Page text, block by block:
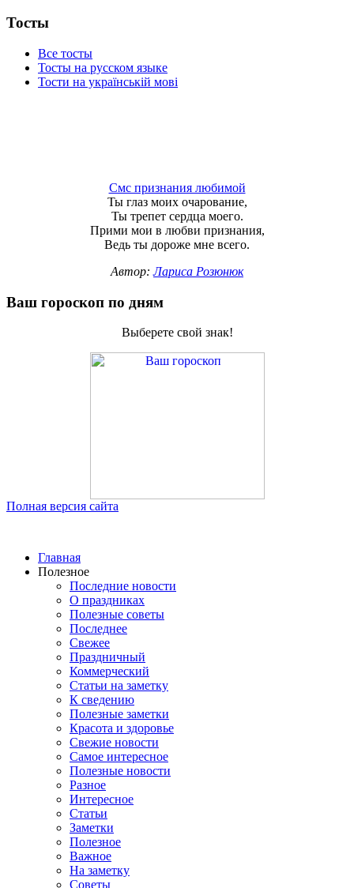
Тосты
Все тосты
Тосты на русском языке
Тости на українській мові
Смс признания любимой
Ты глаз моих очарование,
Ты трепет сердца моего.
Прими мои в любви признания,
Ведь ты дороже мне всего.
Автор:Лариса Розюнюк
Ваш гороскоп по дням
Выберете свой знак!
Полная версия сайта
Главная
Полезное
Последние новости
О праздниках
Полезные советы
Последнее
Свежее
Праздничный
Коммерческий
Статьи на заметку
К сведению
Полезные заметки
Красота и здоровье
Свежие новости
Самое интересное
Полезные новости
Разное
Интересное
Статьи
Заметки
Полезное
Важное
На заметку
Советы